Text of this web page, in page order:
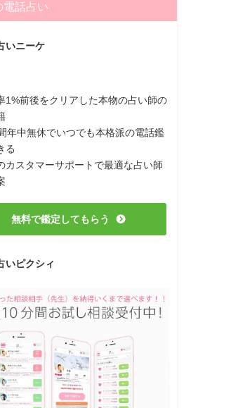
電話占い
いニーケ
1%前後をクリアした本物の占い師の
年中無休でいつでも本格派の電話鑑
る
カスタマーサポートで最適な占い師
無料で鑑定してもらう
いピクシィ